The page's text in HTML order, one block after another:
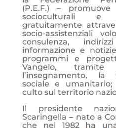
(P.E.F.) –
socioculturali e
gratuitamente
socio-assistenziali
consulenza,
informazione e
programmi e
Vangelo, tramite
l’insegnamento, la
sociale e
culto sul territorio
Il presidente
Scaringella – nato a
che nel 1982 ha